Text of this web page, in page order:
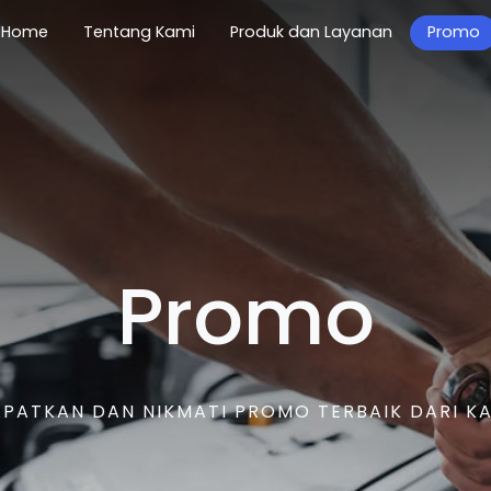
Home (current)
Tentang Kami Produk dan Layanan Promo
Promo
DAN NIKMATI PROMO TERBAIK DARI